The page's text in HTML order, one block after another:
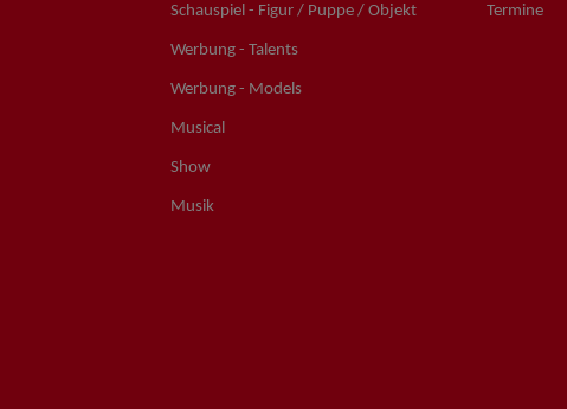
Schauspiel - Figur / Puppe / Objekt
Werbung - Talents
Werbung - Models
Musical
Show
Musik
Termine